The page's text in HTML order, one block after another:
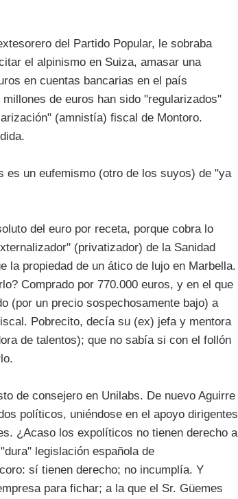
del Partido Popular, le sobraba
el alpinismo en Suiza, amasar una
en cuentas bancarias en el país
de euros han sido "regularizados"
(amnistía) fiscal de Montoro.
es un eufemismo (otro de los suyos) de "ya
del euro por receta, porque cobra lo
(privatizador) de la Sanidad
la propiedad de un ático de lujo en Marbella.
Comprado por 770.000 euros, y en el que
(por un precio sospechosamente bajo) a
Pobrecito, decía su (ex) jefa y mentora
de talentos); que no sabía si con el follón
de consejero en Unilabs. De nuevo Aguirre
políticos, uniéndose en el apoyo dirigentes
¿Acaso los expolíticos no tienen derecho a
legislación española de
sí tienen derecho; no incumplía. Y
para fichar; a la que el Sr. Güemes